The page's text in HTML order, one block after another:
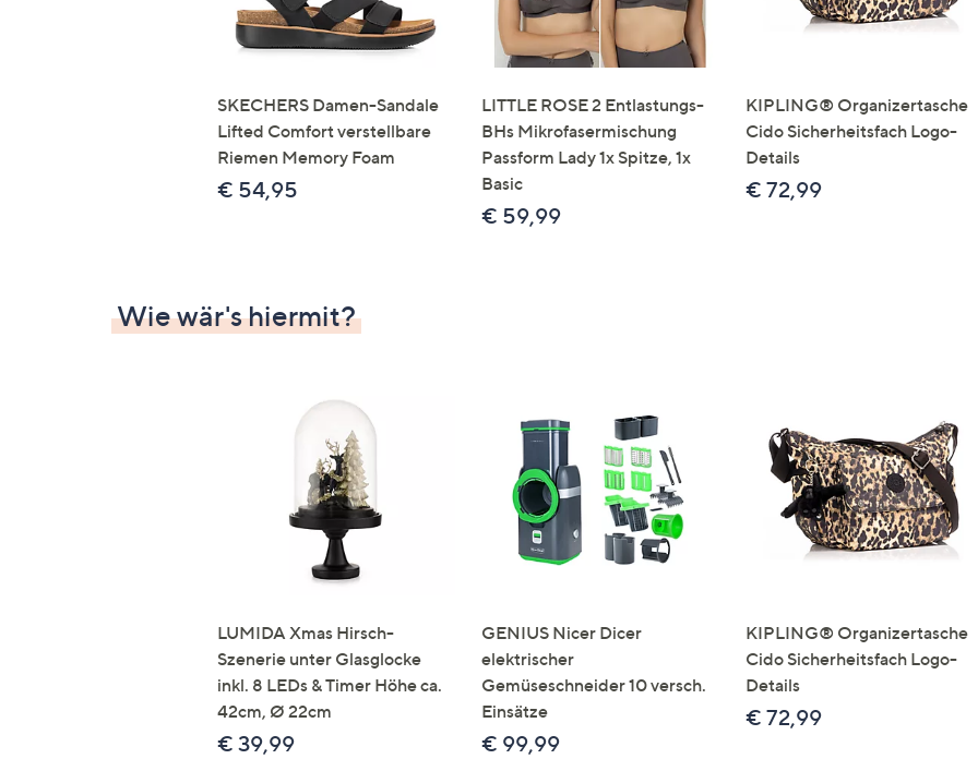
SKECHERS Damen-Sandale
Lifted Comfort verstellbare
Riemen Memory Foam
€ 54,95
LITTLE ROSE 2 Entlastungs-
BHs Mikrofasermischung
Passform Lady 1x Spitze, 1x
Basic
€ 59,99
KIPLING® Organizertasche
Cido Sicherheitsfach Logo-
Details
€ 72,99
Wie wär's hiermit?
LUMIDA Xmas Hirsch-
Szenerie unter Glasglocke
inkl. 8 LEDs & Timer Höhe ca.
42cm, Ø 22cm
€ 39,99
GENIUS Nicer Dicer
elektrischer
Gemüseschneider 10 versch.
Einsätze
€ 99,99
KIPLING® Organizertasche
Cido Sicherheitsfach Logo-
Details
€ 72,99